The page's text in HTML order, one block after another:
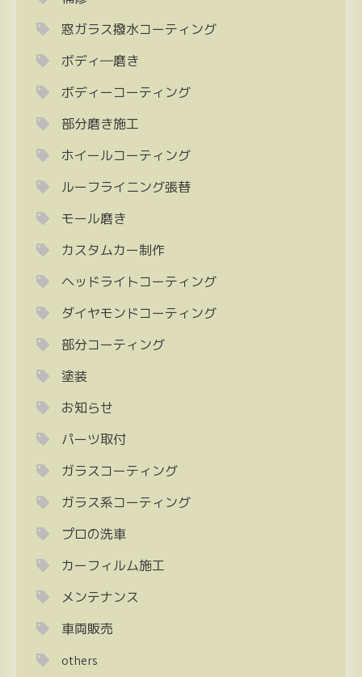
窓ガラス撥水コーティング
ボディ―磨き
ボディーコーティング
部分磨き施工
ホイールコーティング
ルーフライニング張替
モール磨き
カスタムカー制作
ヘッドライトコーティング
ダイヤモンドコーティング
部分コーティング
塗装
お知らせ
パーツ取付
ガラスコーティング
ガラス系コーティング
プロの洗車
カーフィルム施工
メンテナンス
車両販売
others